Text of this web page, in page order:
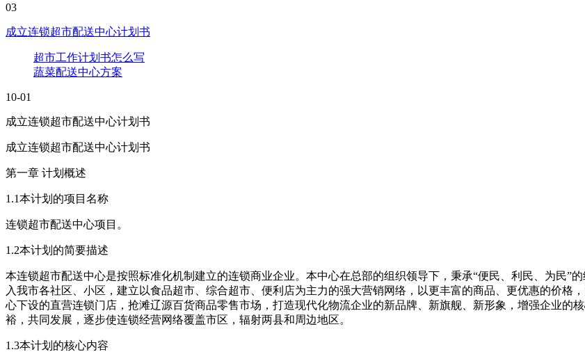
03
成立连锁超市配送中心计划书
超市工作计划书怎么写
蔬菜配送中心方案
10-01
成立连锁超市配送中心计划书
成立连锁超市配送中心计划书
第一章 计划概述
1.1本计划的项目名称
连锁超市配送中心项目。
1.2本计划的简要描述
本连锁超市配送中心是按照标准化机制建立的连锁商业企业。本中心在总部的组织领导下，秉承“便民、利民、为民”
入我市各社区、小区，建立以食品超市、综合超市、便利店为主力的强大营销网络，以更丰富的商品、更优惠的价格
心下设的直营连锁门店，抢滩辽源百货商品零售市场，打造现代化物流企业的新品牌、新旗舰、新形象，增强企业的
裕，共同发展，逐步使连锁经营网络覆盖市区，辐射两县和周边地区。
1.3本计划的核心内容